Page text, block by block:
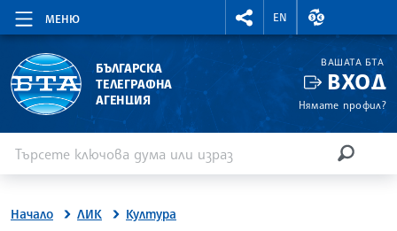
МЕНЮ
RIGHTMENU.SOCIAL
EN
ВАЛУТНИ
БЪЛГАРСКА
ТЕЛЕГРАФНА
АГЕНЦИЯ
ВАШАТА БТА
ВХОД
Нямате профил?
Начало ЛИК Култура